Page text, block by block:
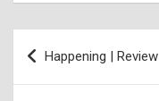
Navegación
de
Happening | Review